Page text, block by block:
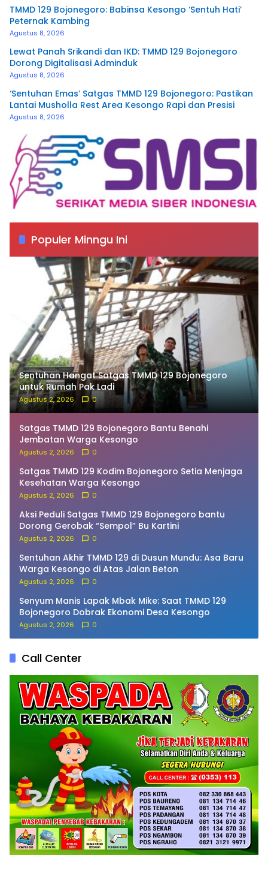
TMMD 129 Bojonegoro: Babinsa Kesongo ‘Sentuh Hati’
Peternak Kambing
Agustus 8, 2026
Lewat Panah Srikandi dan IKD: TMMD 129 Bojonegoro
Dorong Digitalisasi Adminduk
Agustus 8, 2026
‘Sentuhan Emas’ Satgas TMMD 129 Bojonegoro: Pastikan
Lantai Musholla Rest Area Kesongo Rapi dan Presisi
Agustus 8, 2026
Populer Minngu Ini
Sentuhan Hangat Satgas TMMD 129 Bojonegoro
untuk Rumah Pak Ladi
Agustus 2, 2026 0
Satgas TMMD 129 Bojonegoro Bantu Benahi
Jembatan Warga Kesongo
Agustus 2, 2026 0
Satgas TMMD 129 Kodim Bojonegoro Setia Menjaga
Kesehatan Warga Kesongo
Agustus 2, 2026 0
Aksi Peduli Satgas TMMD 129 Bojonegoro bantu
Dorong Gerobak “Sempol” Bu Kartini
Agustus 2, 2026 0
Sentuhan Akhir TMMD 129 di Dusun Mundu: Asa Baru
Warga Kesongo di Atas Jalan Beton
Agustus 2, 2026 0
Senyum Manis Lapak Mbak Mike: Saat TMMD 129
Bojonegoro Dobrak Ekonomi Desa Kesongo
Agustus 2, 2026 0
Call Center